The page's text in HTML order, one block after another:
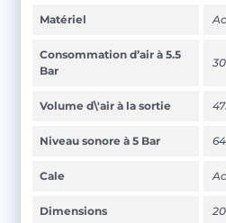
Matériel
Consommation d’air à 5.5
Bar
Volume d\'air à la sortie
Niveau sonore à 5 Bar
Cale
Dimensions